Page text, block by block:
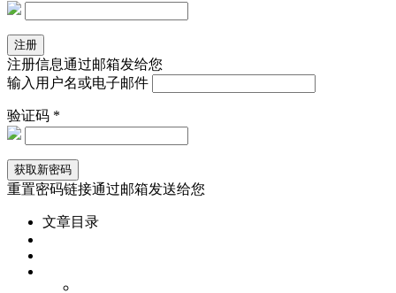
注册信息通过邮箱发给您
输入用户名或电子邮件
验证码 *
重置密码链接通过邮箱发送给您
文章目录